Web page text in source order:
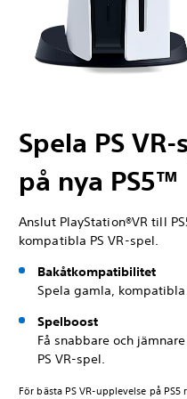
Spela PS
på nya PS5™
Anslut PlayStation®VR till
kompatibla PS VR-spel.
Bakåtkompatibilitet
Spela gamla, kompatibla
Spelboost
Få snabbare och
PS VR-spel.
För bästa PS VR-upplevelse på